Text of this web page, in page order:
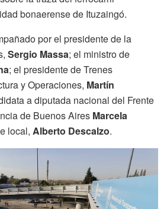
bonaerense de Ituzaingó.
por el presidente de la
Sergio Massa; el ministro de
; el presidente de Trenes
y Operaciones, Martín
a diputada nacional del Frente
de Buenos Aires Marcela
local, Alberto Descalzo.